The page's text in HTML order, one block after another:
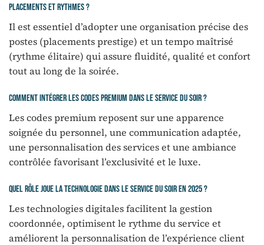
placements et rythmes ?
Il est essentiel d’adopter une organisation précise des
postes (placements prestige) et un tempo maîtrisé
(rythme élitaire) qui assure fluidité, qualité et confort
tout au long de la soirée.
Comment intégrer les codes premium dans le service du soir ?
Les codes premium reposent sur une apparence
soignée du personnel, une communication adaptée,
une personnalisation des services et une ambiance
contrôlée favorisant l’exclusivité et le luxe.
Quel rôle joue la technologie dans le service du soir en 2025 ?
Les technologies digitales facilitent la gestion
coordonnée, optimisent le rythme du service et
améliorent la personnalisation de l’expérience client